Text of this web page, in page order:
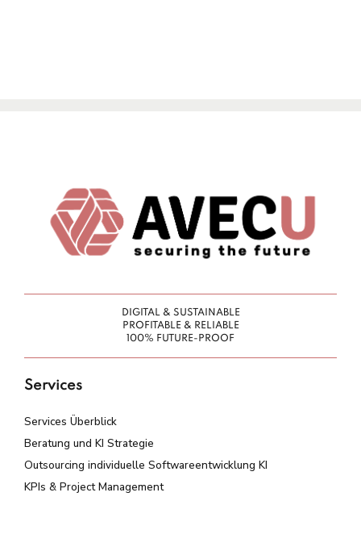
DIGITAL & SUSTAINABLE
PROFITABLE & RELIABLE
100% FUTURE-PROOF
Services
Services Überblick
Beratung und KI Strategie
Outsourcing individuelle Softwareentwicklung KI
KPIs & Project Management